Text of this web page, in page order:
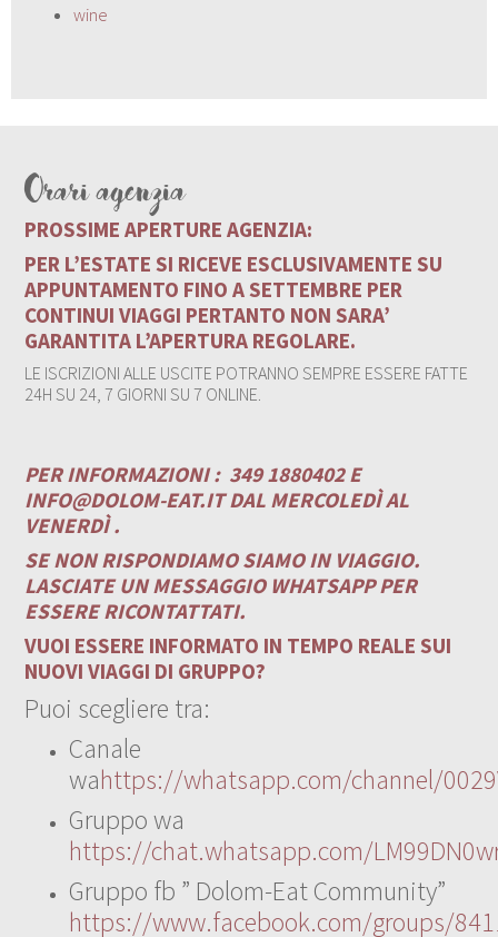
wine
Orari agenzia
PROSSIME APERTURE AGENZIA:
PER L’ESTATE SI RICEVE ESCLUSIVAMENTE SU
APPUNTAMENTO FINO A SETTEMBRE PER
CONTINUI VIAGGI PERTANTO NON SARA’
GARANTITA L’APERTURA REGOLARE.
LE ISCRIZIONI ALLE USCITE POTRANNO SEMPRE ESSERE FATTE
24H SU 24, 7 GIORNI SU 7 ONLINE.
PER INFORMAZIONI : 349 1880402 E
INFO@DOLOM-EAT.ITDAL MERCOLEDÌ AL
VENERDÌ .
SE NON RISPONDIAMO SIAMO IN VIAGGIO.
LASCIATE UN MESSAGGIO WHATSAPP PER
ESSERE RICONTATTATI.
VUOI ESSERE INFORMATO IN TEMPO REALE SUI
NUOVI VIAGGI DI GRUPPO?
Puoi scegliere tra:
Canale
wahttps://whatsapp.com/channel/
Gruppo wa
https://chat.whatsapp.com/
Gruppo fb ” Dolom-Eat Community”
https://www.facebook.com/groups/